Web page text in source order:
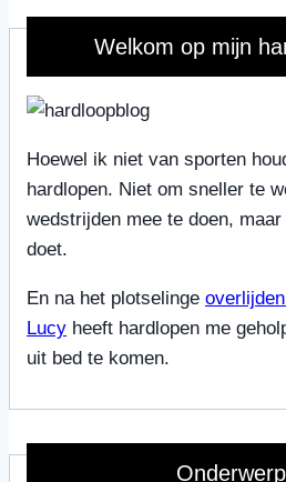
Welkom op mijn
Hoewel ik niet van sporten
hardlopen. Niet om sneller te
wedstrijden mee te doen,
doet.
En na het plotselinge
Lucy heeft hardlopen me
uit bed te komen.